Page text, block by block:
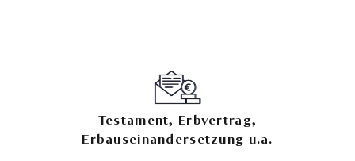
Testament, Erbvertrag,
Erbauseinandersetzung u.a.